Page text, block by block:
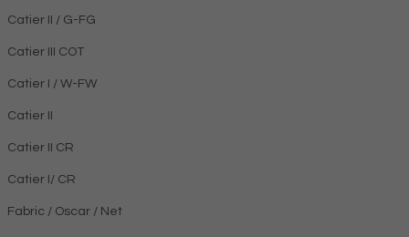
Catier II / G-FG
Catier III COT
Catier I / W-FW
Catier II
Catier II CR
Catier I/ CR
Fabric / Oscar / Net